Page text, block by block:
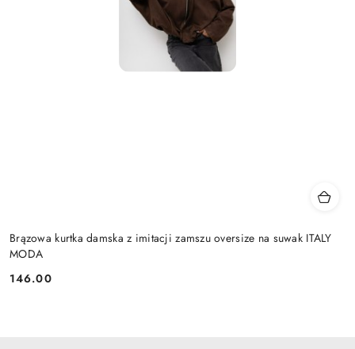
Brązowa kurtka damska z imitacji zamszu oversize na suwak ITALY
MODA
Cena:
146.00